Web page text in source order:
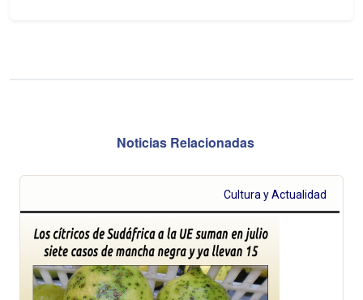
Noticias Relacionadas
Cultura y Actualidad